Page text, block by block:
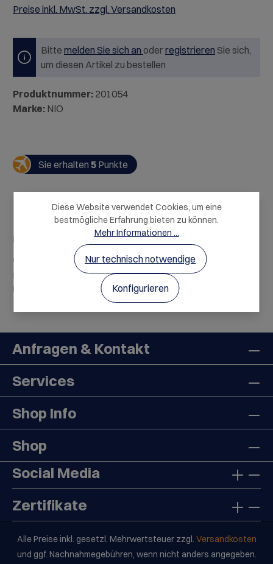
Preise inkl. MwSt. zzgl. Versandkosten
Bitte melden Sie sich an oderregistrieren Sie sich,
um diesen Artikel zu bestellen
Produktnummer: 201054
Marke: NIO
Sie erhalten 5 Punkte
Beschreibung
Old Fashioned - Die Ursprünge dieses Getränks reichen
so weit zurück, dass es schwer zu sagen ist, wem die
Urheberschaft zug…Mehr
Anfragen & Kontakt
Services
Shop Info
Shop
Social Media
Zertifikate
Alle Preise inkl. gesetzl. Mehrwertsteuer zzgl. Versandkosten
und ggf. Nachnahmegebühren, wenn nicht anders angegeben.
Diese Website verwendet Cookies, um eine
bestmögliche Erfahrung bieten zu können.
Mehr Informationen ...
Nur technisch notwendige
Konfigurieren